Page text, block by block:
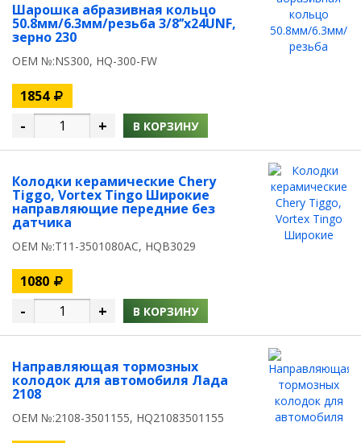
Шарошка абразивная кольцо
50.8мм/6.3мм/резьба 3/8’’х24UNF,
зерно 230
OEM №:NS300, HQ-300-FW
1854
- + В КОРЗИНУ
Колодки керамические Chery
Tiggo, Vortex Tingo Широкие
направляющие передние без
датчика
OEM №:T11-3501080AC, HQB3029
1080
- + В КОРЗИНУ
Направляющая тормозных
колодок для автомобиля Лада
2108
OEM №:2108-3501155, HQ21083501155